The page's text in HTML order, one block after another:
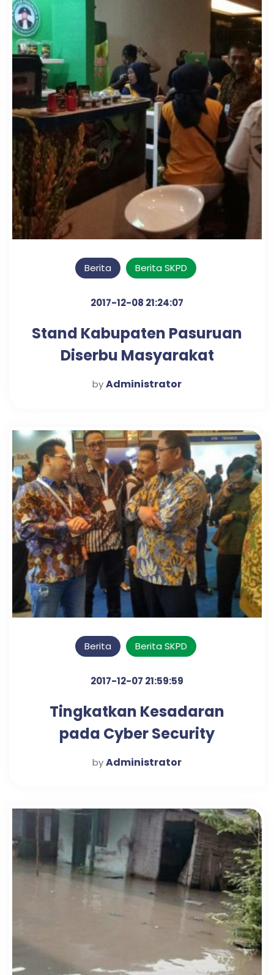
Berita Berita SKPD
2017-12-08 21:24:07
Stand Kabupaten Pasuruan
Diserbu Masyarakat
byAdministrator
Berita Berita SKPD
2017-12-07 21:59:59
Tingkatkan Kesadaran
pada Cyber Security
byAdministrator